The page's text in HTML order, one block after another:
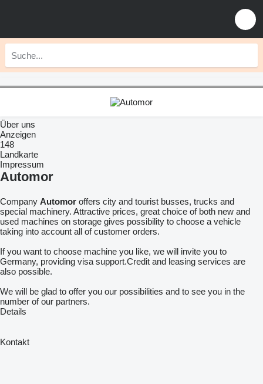
Über uns
Anzeigen
148
Landkarte
Impressum
Automor
Company Automor offers city and tourist busses, trucks and
special machinery. Attractive prices, great choice of both new and
used machines on storage gives possibility to choose a vehicle
taking into account all of customer orders.
If you want to choose machine you like, we will invite you to
Germany, providing visa support.Credit and leasing services are
also possible.
We will be glad to offer you our possibilities and to see you in the
number of our partners.
Details
Kontakt